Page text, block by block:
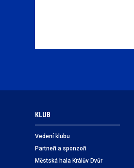
KLUB
Vedení klubu
Partneři a sponzoři
Městská hala Králův Dvůr